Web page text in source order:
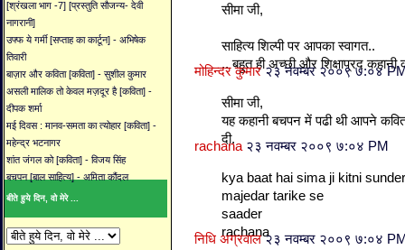
[श्रंखला भाग -7] [प्रस्तुति सौजन्य- देवी
नागरानी]
उफ्फ ये गर्मी [सप्ताह का कार्टून] - अभिषेक
तिवारी
बाज़ार और कविता [कविता] - सुशील कुमार
असली मालिक तो केवल मज़दूर है [कविता] -
दीपक शर्मा
मई दिवस : मानव-समता का त्योहार [कविता] -
महेन्द्र भटनागर
शांत जंगल को [कविता] - विजय सिंह
बचपन [बाल साहित्य] - अमिता कौंदल
बीते हुये दिन, वो मेरे ...
सीमा जी,
साहित्य शिल्पी पर आपका स्वागत..
.. बहुत ही अच्छी और शिक्षाप्रद
मोहिन्दर कुमार २३ नवम्बर २००९ ७:०४
सीमा जी,
यह कहानी बचपन में पढी थी आपने
दी.
rachana २३ नवम्बर २००९ ७:०४ PM
kya baat hai sima ji kitni
majedar tarike se
saader
rachana
निधि अग्रवाल २३ नवम्बर २००९ ७:०४